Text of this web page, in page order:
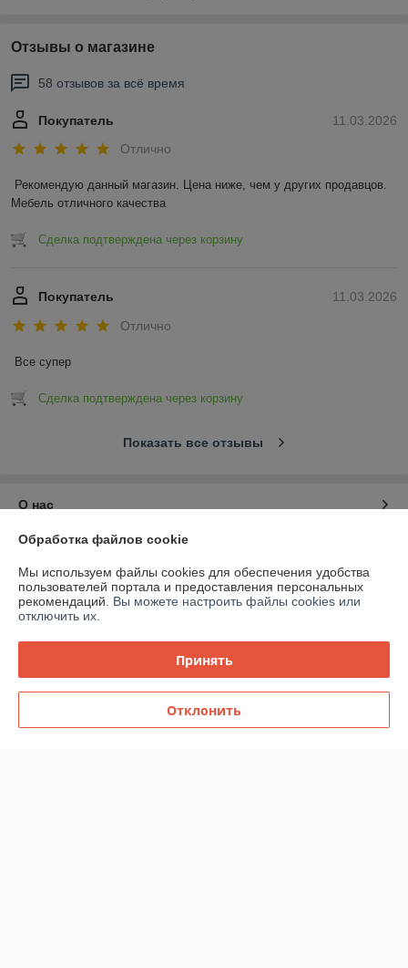
Отзывы о магазине
58 отзывов за всё время
11.03.2026
Покупатель
Отлично
Рекомендую данный магазин. Цена ниже, чем у других продавцов.
Мебель отличного качества
Сделка подтверждена через корзину
11.03.2026
Покупатель
Отлично
Все супер
Сделка подтверждена через корзину
Показать все отзывы
О нас
Контакты
Доставка и оплата
Полная версия сайта
Политика обработки cookies
Обработка файлов cookie
Мы используем файлы cookies для обеспечения удобства
пользователей портала и предоставления персональных
рекомендаций. Вы можете настроить файлы cookies или
отключить их.
Принять
Отклонить